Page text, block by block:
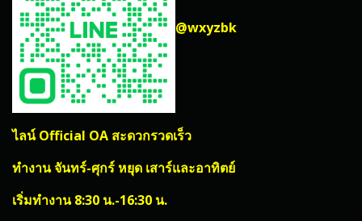
@wxyzbk
ไลน์ Official OA สะดวกรวดเร็ว
ทำงาน จันทร์-ศุกร์ หยุด เสาร์และอาทิตย์
เริ่มทำงาน 8:30 น.-16:30 น.